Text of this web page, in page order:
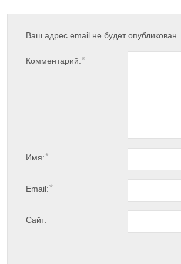
Ваш адрес email не будет опубликован.
Комментарий:*
Имя:*
Email:*
Сайт: